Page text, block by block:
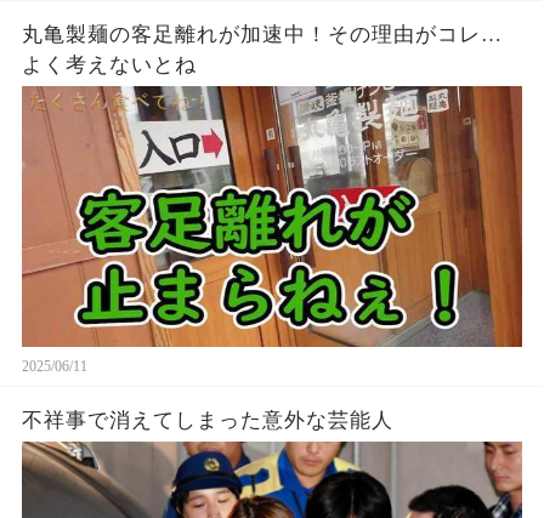
丸亀製麺の客足離れが加速中！その理由がコレ…
よく考えないとね
2025/06/11
不祥事で消えてしまった意外な芸能人